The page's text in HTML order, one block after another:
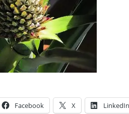
Facebook X LinkedIn